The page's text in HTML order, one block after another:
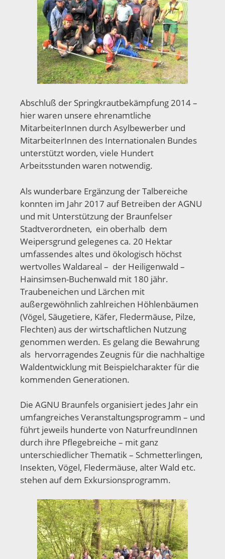
Abschluß der Springkrautbekämpfung 2014 –
hier waren unsere ehrenamtliche
MitarbeiterInnen durch Asylbewerber und
MitarbeiterInnen des Internationalen Bundes
unterstützt worden, viele Hundert
Arbeitsstunden waren notwendig.
Als wunderbare Ergänzung der Talbereiche
konnten im Jahr 2017 auf Betreiben der AGNU
und mit Unterstützung der Braunfelser
Stadtverordneten, ein oberhalb dem
Weipersgrund gelegenes ca. 20 Hektar
umfassendes altes und ökologisch höchst
wertvolles Waldareal – der Heiligenwald –
Hainsimsen-Buchenwald mit 180 jähr.
Traubeneichen und Lärchen mit
außergewöhnlich zahlreichen Höhlenbäumen
(Vögel, Säugetiere, Käfer, Fledermäuse, Pilze,
Flechten) aus der wirtschaftlichen Nutzung
genommen werden. Es gelang die Bewahrung
als hervorragendes Zeugnis für die nachhaltige
Waldentwicklung mit Beispielcharakter für die
kommenden Generationen.
Die AGNU Braunfels organisiert jedes Jahr ein
umfangreiches Veranstaltungsprogramm – und
führt jeweils hunderte von NaturfreundInnen
durch ihre Pflegebreiche – mit ganz
unterschiedlicher Thematik – Schmetterlingen,
Insekten, Vögel, Fledermäuse, alter Wald etc.
stehen auf dem Exkursionsprogramm.